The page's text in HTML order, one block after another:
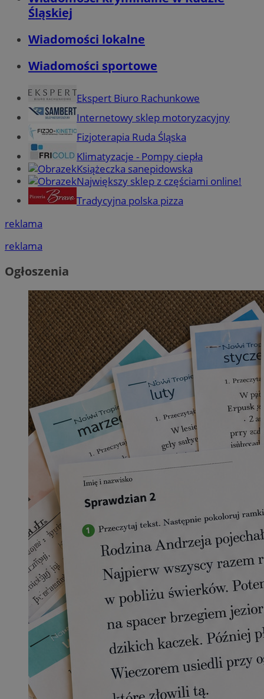
Śląskiej
Wiadomości lokalne
Wiadomości sportowe
Ekspert Biuro Rachunkowe
Internetowy sklep motoryzacyjny
Fizjoterapia Ruda Śląska
Klimatyzacje - Pompy ciepła
Książeczka sanepidowska
Największy sklep z częściami online!
Tradycyjna polska pizza
reklama
reklama
Ogłoszenia